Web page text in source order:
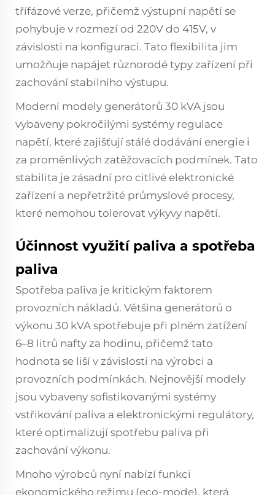
třífázové verze, přičemž výstupní napětí se
pohybuje v rozmezí od 220V do 415V, v
závislosti na konfiguraci. Tato flexibilita jim
umožňuje napájet různorodé typy zařízení při
zachování stabilního výstupu.
Moderní modely generátorů 30 kVA jsou
vybaveny pokročilými systémy regulace
napětí, které zajišťují stálé dodávání energie i
za proměnlivých zatěžovacích podmínek. Tato
stabilita je zásadní pro citlivé elektronické
zařízení a nepřetržité průmyslové procesy,
které nemohou tolerovat výkyvy napětí.
Účinnost využití paliva a spotřeba
paliva
Spotřeba paliva je kritickým faktorem
provozních nákladů. Většina generátorů o
výkonu 30 kVA spotřebuje při plném zatížení
6–8 litrů nafty za hodinu, přičemž tato
hodnota se liší v závislosti na výrobci a
provozních podmínkách. Nejnovější modely
jsou vybaveny sofistikovanými systémy
vstřikování paliva a elektronickými regulátory,
které optimalizují spotřebu paliva při
zachování výkonu.
Mnoho výrobců nyní nabízí funkci
ekonomického režimu (eco-mode), která